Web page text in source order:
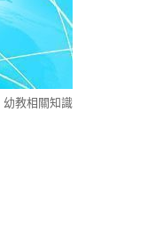
幼教相關知識